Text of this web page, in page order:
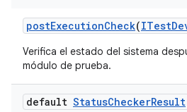
postExecutionCheck(ITest
Verifica el estado del sistema
módulo de prueba.
default StatusCheckerResult